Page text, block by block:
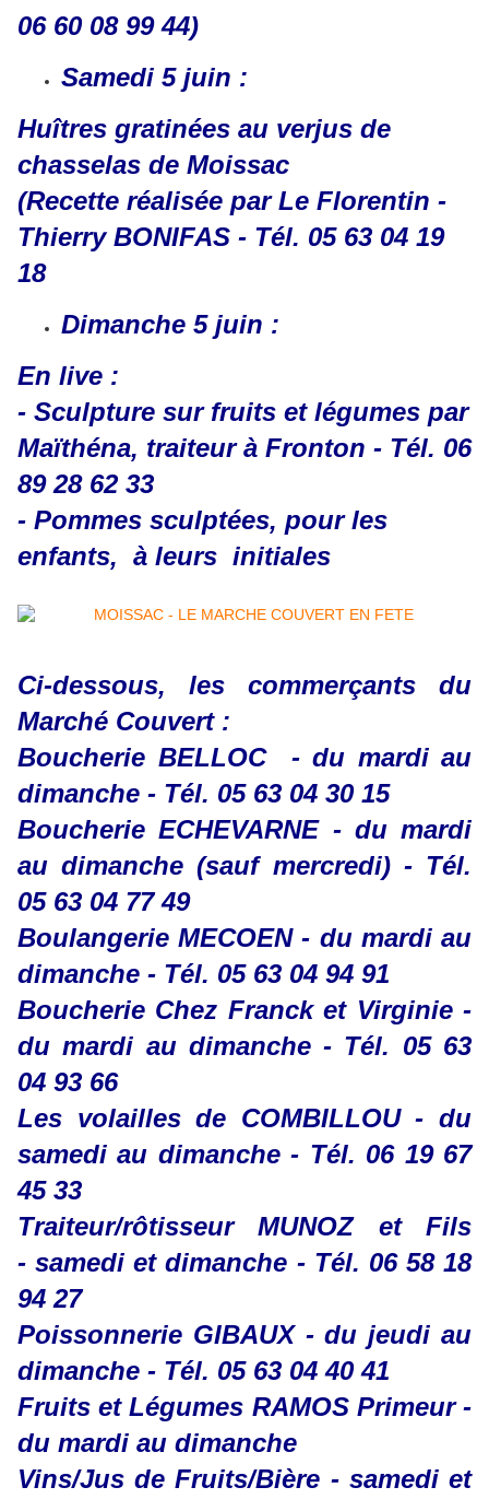
06 60 08 99 44)
Samedi 5 juin :
Huîtres gratinées au verjus de
chasselas de Moissac
(Recette réalisée par Le Florentin -
Thierry BONIFAS - Tél. 05 63 04 19
18
Dimanche 5 juin :
En live :
- Sculpture sur fruits et légumes par
Maïthéna, traiteur à Fronton - Tél. 06
89 28 62 33
- Pommes sculptées, pour les
enfants, à leurs initiales
Ci-dessous, les commerçants du
Marché Couvert :
Boucherie BELLOC - du mardi au
dimanche - Tél. 05 63 04 30 15
Boucherie ECHEVARNE - du mardi
au dimanche (sauf mercredi) - Tél.
05 63 04 77 49
Boulangerie MECOEN - du mardi au
dimanche - Tél. 05 63 04 94 91
Boucherie Chez Franck et Virginie -
du mardi au dimanche - Tél. 05 63
04 93 66
Les volailles de COMBILLOU - du
samedi au dimanche - Tél. 06 19 67
45 33
Traiteur/rôtisseur MUNOZ et Fils
- samedi et dimanche - Tél. 06 58 18
94 27
Poissonnerie GIBAUX - du jeudi au
dimanche - Tél. 05 63 04 40 41
Fruits et Légumes RAMOS Primeur -
du mardi au dimanche
Vins/Jus de Fruits/Bière - samedi et